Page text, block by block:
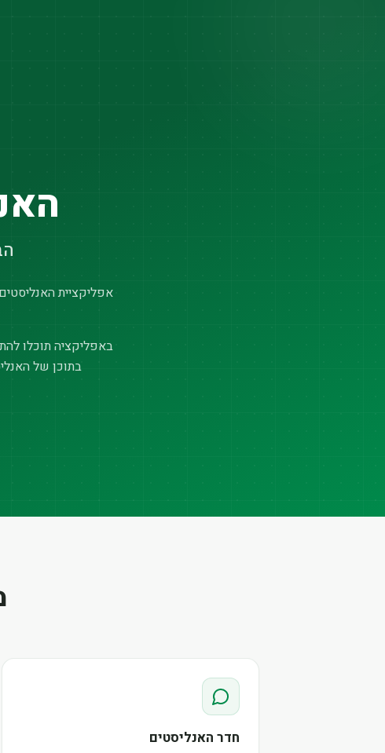
אפליקציית
באפליקציה תוכלו
בתוכן של
חדר האנליסטים